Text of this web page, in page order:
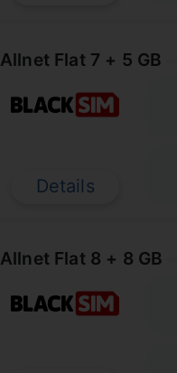
Allnet Flat 7 + 5 GB
Details
Allnet Flat 8 + 8 GB